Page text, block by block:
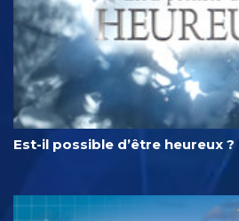
Est-il possible d’être heureux ?